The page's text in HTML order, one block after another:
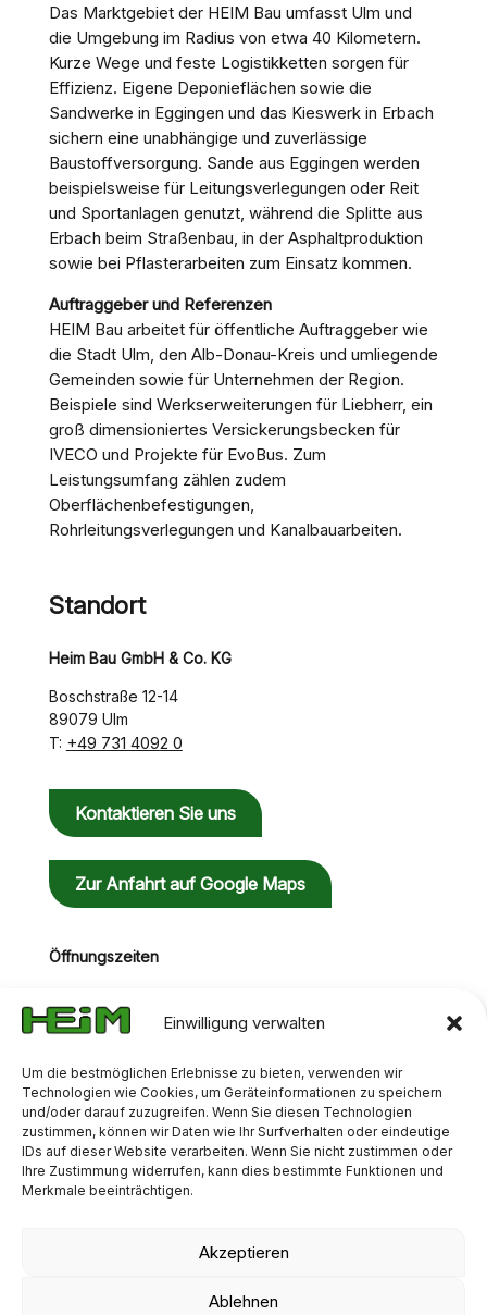
Einwilligung verwalten
Um die bestmöglichen Erlebnisse zu bieten, verwenden wir
Technologien wie Cookies, um Geräteinformationen zu speichern
und/oder darauf zuzugreifen. Wenn Sie diesen Technologien
zustimmen, können wir Daten wie Ihr Surfverhalten oder eindeutige
IDs auf dieser Website verarbeiten. Wenn Sie nicht zustimmen oder
Ihre Zustimmung widerrufen, kann dies bestimmte Funktionen und
Merkmale beeinträchtigen.
Akzeptieren
Ablehnen
Das Marktgebiet der HEIM Bau umfasst Ulm und
die Umgebung im Radius von etwa 40 Kilometern.
Kurze Wege und feste Logistikketten sorgen für
Effizienz. Eigene Deponieflächen sowie die
Sandwerke in Eggingen und das Kieswerk in Erbach
sichern eine unabhängige und zuverlässige
Baustoffversorgung. Sande aus Eggingen werden
beispielsweise für Leitungsverlegungen oder Reit
und Sportanlagen genutzt, während die Splitte aus
Erbach beim Straßenbau, in der Asphaltproduktion
sowie bei Pflasterarbeiten zum Einsatz kommen.
Auftraggeber und Referenzen
HEIM Bau arbeitet für öffentliche Auftraggeber wie
die Stadt Ulm, den Alb-Donau-Kreis und umliegende
Gemeinden sowie für Unternehmen der Region.
Beispiele sind Werkserweiterungen für Liebherr, ein
groß dimensioniertes Versickerungsbecken für
IVECO und Projekte für EvoBus. Zum
Leistungsumfang zählen zudem
Oberflächenbefestigungen,
Rohrleitungsverlegungen und Kanalbauarbeiten.
Standort
Heim Bau GmbH & Co. KG
Boschstraße 12-14
89079 Ulm
T: +49 731 4092 0
Kontaktieren Sie uns
Zur Anfahrt auf Google Maps
Öffnungszeiten
Fr: 08:00 Uhr - 13:00 Uhr
IMPRESSUM DATENSCHUTZ